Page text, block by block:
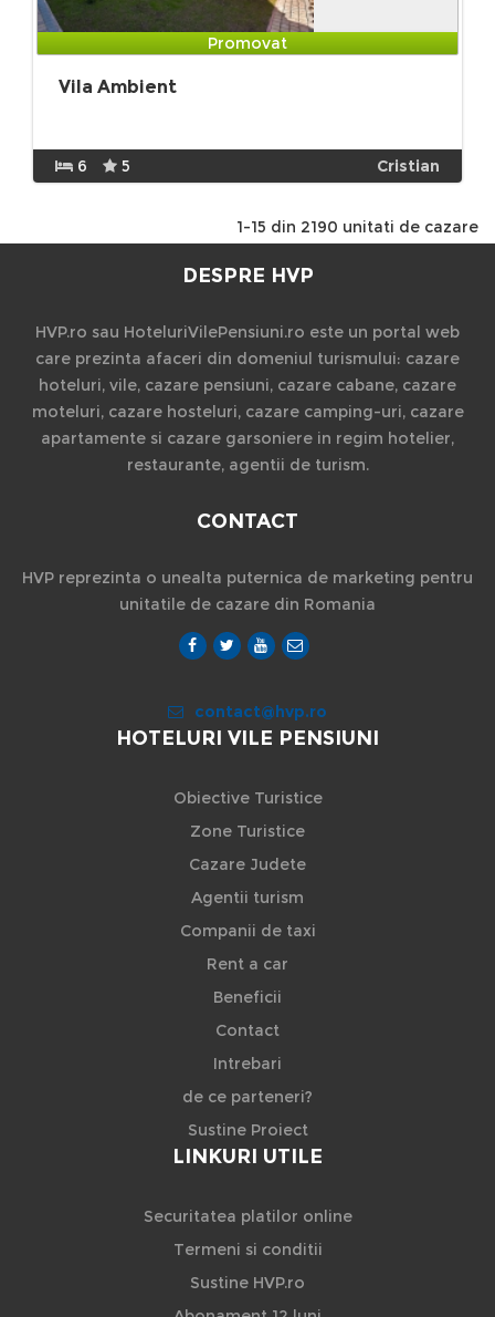
Promovat
Vila Ambient
6 5 Cristian
1-15 din 2190 unitati de cazare
DESPRE HVP
HVP.ro sau HoteluriVilePensiuni.ro este un portal web
care prezinta afaceri din domeniul turismului: cazare
hoteluri, vile, cazare pensiuni, cazare cabane, cazare
moteluri, cazare hosteluri, cazare camping-uri, cazare
apartamente si cazare garsoniere in regim hotelier,
restaurante, agentii de turism.
CONTACT
HVP reprezinta o unealta puternica de marketing pentru
unitatile de cazare din Romania
contact@hvp.ro
HOTELURI VILE PENSIUNI
Obiective Turistice
Zone Turistice
Cazare Judete
Agentii turism
Companii de taxi
Rent a car
Beneficii
Contact
Intrebari
de ce parteneri?
Sustine Proiect
LINKURI UTILE
Securitatea platilor online
Termeni si conditii
Sustine HVP.ro